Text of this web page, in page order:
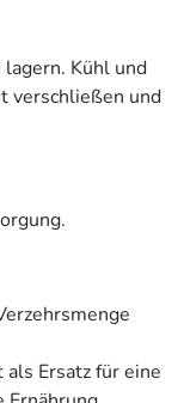
Kühl und
verschließen und
Ersatz für eine